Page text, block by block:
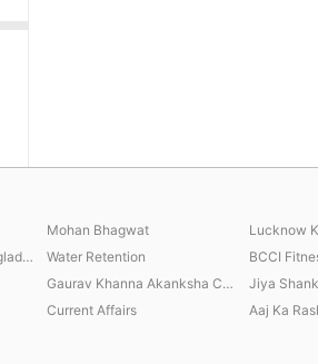
Mohan Bhagwat
Lucknow
Sheikh Hasina India Bangladesh Water Retention
BCCI
Gaurav Khanna Akanksha Chamola
Jiya
Current Affairs Aaj Ka